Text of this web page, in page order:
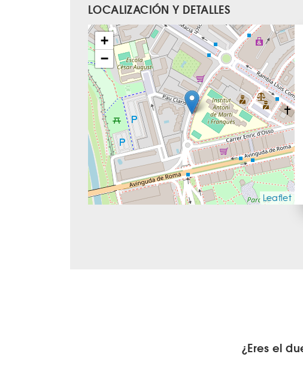
LOCALIZACIÓN Y DETALLES
+
−
Leaflet
¿Eres el